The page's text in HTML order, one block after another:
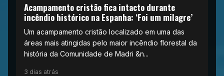
Acampamento cristão fica intacto durante
incêndio histórico na Espanha: ‘Foi um milagre’
Um acampamento cristão localizado em uma das
áreas mais atingidas pelo maior incêndio florestal da
história da Comunidade de Madri &n...
3 dias atrás